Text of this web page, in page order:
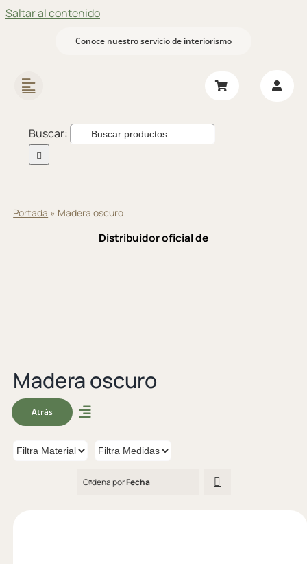
Saltar al contenido
Conoce nuestro servicio de interiorismo
Buscar:
Portada » Madera oscuro
Distribuidor oficial de
Madera oscuro
Atrás
Ordena porFecha